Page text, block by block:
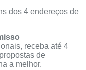
dos 4 endereços de
receba até 4
de
a melhor.